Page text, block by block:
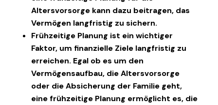
Altersvorsorge kann dazu beitragen, das
Vermögen langfristig zu sichern.
Frühzeitige Planung ist ein wichtiger
Faktor, um finanzielle Ziele langfristig zu
erreichen. Egal ob es um den
Vermögensaufbau, die Altersvorsorge
oder die Absicherung der Familie geht,
eine frühzeitige Planung ermöglicht es, die